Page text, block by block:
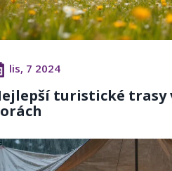
lis, 7 2024
turistické trasy